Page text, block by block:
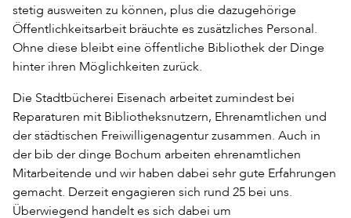
stetig ausweiten zu können, plus die dazugehörige
Öffentlichkeitsarbeit bräuchte es zusätzliches Personal.
Ohne diese bleibt eine öffentliche Bibliothek der Dinge
hinter ihren Möglichkeiten zurück.
Die Stadtbücherei Eisenach arbeitet zumindest bei
Reparaturen mit Bibliotheksnutzern, Ehrenamtlichen und
der städtischen Freiwilligenagentur zusammen. Auch in
der bib der dinge Bochum arbeiten ehrenamtlichen
Mitarbeitende und wir haben dabei sehr gute Erfahrungen
gemacht. Derzeit engagieren sich rund 25 bei uns.
Überwiegend handelt es sich dabei um